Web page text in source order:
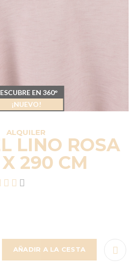
ALQUILER
LINO ROSA
290 CM
AÑADIR A LA CESTA
EN 360°
¡NUEVO!